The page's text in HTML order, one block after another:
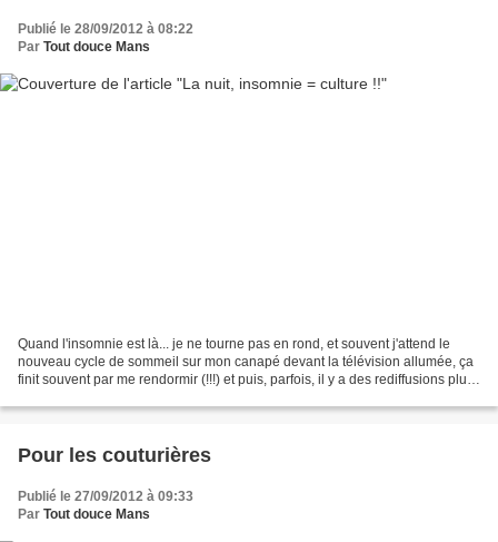
Publié le 28/09/2012 à 08:22
Par Tout douce Mans
Quand l'insomnie est là... je ne tourne pas en rond, et souvent j'attend le
nouveau cycle de sommeil sur mon canapé devant la télévision allumée, ça
finit souvent par me rendormir (!!!) et puis, parfois, il y a des rediffusions plus
Pour les couturières
Publié le 27/09/2012 à 09:33
Par Tout douce Mans